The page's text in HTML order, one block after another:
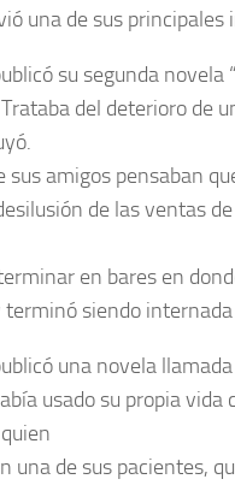
una de sus
su segunda novela
del deterioro de
sus amigos pensaban
de las ventas
en bares en
siendo
una novela llamada
usado su propia
una de sus pacientes,